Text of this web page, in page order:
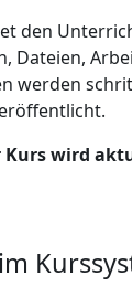
den
Dateien,
werden
Kurs wird